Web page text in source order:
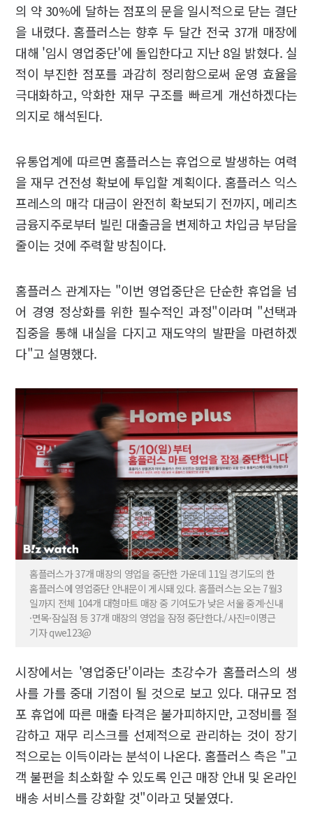
의 약 30%에 달하는 점포의 문을 일시적으로 닫는 결단
을 내렸다. 홈플러스는 향후 두 달간 전국 37개 매장에
대해 '임시 영업중단'에 돌입한다고 지난 8일 밝혔다. 실
적이 부진한 점포를 과감히 정리함으로써 운영 효율을
극대화하고, 악화한 재무 구조를 빠르게 개선하겠다는
의지로 해석된다.
유통업계에 따르면 홈플러스는 휴업으로 발생하는 여력
을 재무 건전성 확보에 투입할 계획이다. 홈플러스 익스
프레스의 매각 대금이 완전히 확보되기 전까지, 메리츠
금융지주로부터 빌린 대출금을 변제하고 차입금 부담을
줄이는 것에 주력할 방침이다.
홈플러스 관계자는 "이번 영업중단은 단순한 휴업을 넘
어 경영 정상화를 위한 필수적인 과정"이라며 "선택과
집중을 통해 내실을 다지고 재도약의 발판을 마련하겠
다"고 설명했다.
홈플러스가 37개 매장의 영업을 중단한 가운데 11일 경기도의 한
홈플러스에 영업중단 안내문이 게시돼 있다. 홈플러스는 오는 7월3
일까지 전체 104개 대형마트 매장 중 기여도가 낮은 서울 중계·신내
·면목·잠실점 등 37개 매장의 영업을 잠정 중단한다./사진=이명근
기자 qwe123@
시장에서는 '영업중단'이라는 초강수가 홈플러스의 생
사를 가를 중대 기점이 될 것으로 보고 있다. 대규모 점
포 휴업에 따른 매출 타격은 불가피하지만, 고정비를 절
감하고 재무 리스크를 선제적으로 관리하는 것이 장기
적으로는 이득이라는 분석이 나온다. 홈플러스 측은 "고
객 불편을 최소화할 수 있도록 인근 매장 안내 및 온라인
배송 서비스를 강화할 것"이라고 덧붙였다.